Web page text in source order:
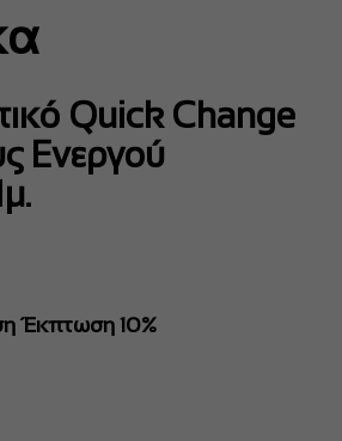
Quick Change
Ενεργού
Έκπτωση 10%